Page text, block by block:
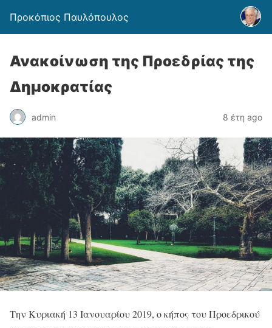
Προκόπιος Παυλόπουλος
Ανακοίνωση της Προεδρίας της
Δημοκρατίας
admin 8 έτη ago
Την Κυριακή 13 Ιανουαρίου 2019, ο κήπος του Προεδρικού